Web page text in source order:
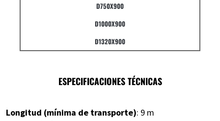
D750X900
D1000X900
D1320X900
ESPECIFICACIONES TÉCNICAS
Longitud (mínima de transporte): 9 m